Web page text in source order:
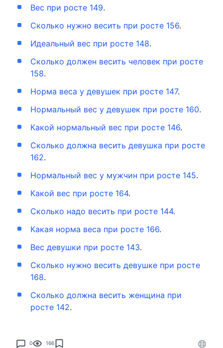
Вес при росте 149.
Сколько нужно весить при росте 156.
Идеальный вес при росте 148.
Сколько должен весить человек при росте
158.
Норма веса у девушек при росте 147.
Нормальный вес у девушек при росте 160.
Какой нормальный вес при росте 146.
Сколько должна весить девушка при росте
162.
Нормальный вес у мужчин при росте 145.
Какой вес при росте 164.
Сколько надо весить при росте 144.
Какая норма веса при росте 166.
Вес девушки при росте 143.
Сколько нужно весить девушке при росте
168.
Сколько должна весить женщина при
росте 142.
0 166